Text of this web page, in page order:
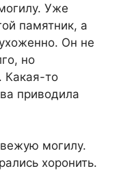
Уже
памятник, а
Он не
но
Какая-то
приводила
могилу.
хоронить.